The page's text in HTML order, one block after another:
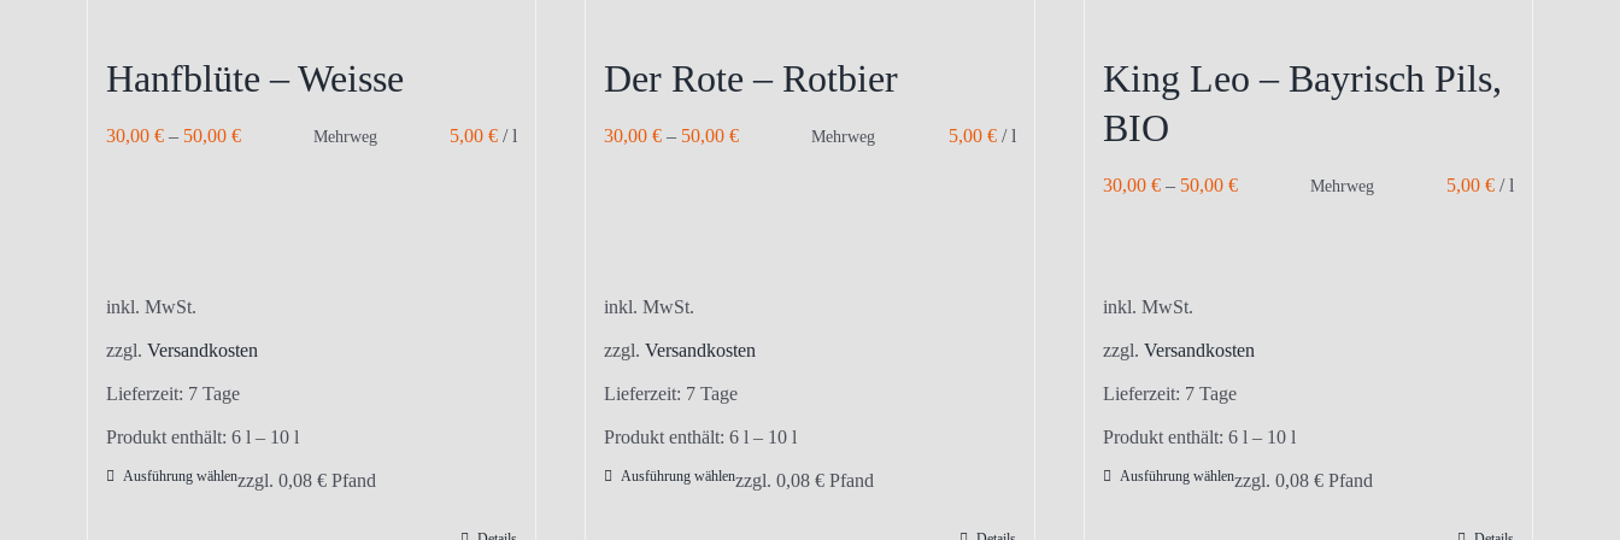
Hanfblüte – Weisse
30,00 € – 50,00 € Mehrweg 5,00€ /l
inkl. MwSt.
zzgl. Versandkosten
Lieferzeit: 7 Tage
Produkt enthält: 6 l – 10 l
Ausführung wählenDieses
zzgl. 0,08 € Pfand
Der Rote – Rotbier
30,00€ – 50,00€ Mehrweg 5,00 €/l
inkl. MwSt.
zzgl.Versandkosten
Lieferzeit: 7 Tage
Produkt enthält: 6l – 10l
Ausführung wählenDieses
zzgl.0,08€ Pfand
King Leo – Bayrisch Pils,
BIO
30,00 €– 50,00 € Mehrweg 5,00 €/l
inkl. MwSt.
zzgl. Versandkosten
Lieferzeit: 7 Tage
Produkt enthält: 6 l – 10 l
Ausführung wählenDieses
zzgl. 0,08 €Pfand